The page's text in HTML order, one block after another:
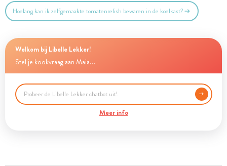
Hoelang kan ik zelfgemaakte tomatenrelish bewaren in de koelkast?
Welkom bij Libelle Lekker!
Stel je kookvraag aan Maia...
Meer info